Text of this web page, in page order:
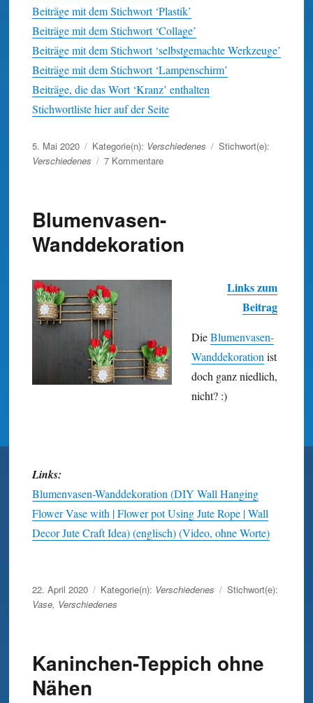
Beiträge mit dem Stichwort ‘Plastik’
Beiträge mit dem Stichwort ‘Collage’
Beiträge mit dem Stichwort ‘selbstgemachte Werkzeuge’
Beiträge mit dem Stichwort ‘Lampenschirm’
Beiträge, die das Wort ‘Kranz’ enthalten
Stichwortliste hier auf der Seite
Veröffentlicht
am
5. Mai 2020 Kategorie(n): Verschiedenes
Stichwort(e):
Verschiedenes
7 Kommentarezu
Blumenvasen-
Wanddekoration
Links zum
Beitrag
DieBlumen­vasen-
Wand­dekorationist
doch ganz niedlich,
nicht? :)
Links:
Blumenvasen-Wanddekoration (DIY Wall Hanging
Flower Vase with | Flower pot Using Jute Rope | Wall
Decor Jute Craft Idea) (englisch) (Video, ohne Worte)
Veröffentlicht
am
22. April 2020 Kategorie(n): Verschiedenes
Stichwort(e):
Vase, Verschiedenes
Kaninchen-Teppich ohne
Nähen